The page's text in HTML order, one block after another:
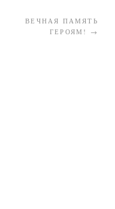
ВЕЧНАЯ ПАМЯТЬ
ГЕРОЯМ! →